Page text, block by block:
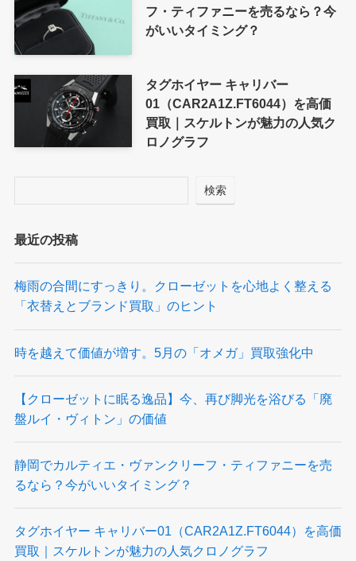
フ・ティファニーを売るなら？今
がいいタイミング？
タグホイヤー キャリバー
01（CAR2A1Z.FT6044）を高価
買取｜スケルトンが魅力の人気ク
ロノグラフ
検索
最近の投稿
梅雨の合間にすっきり。クローゼットを心地よく整える
「衣替えとブランド買取」のヒント
時を越えて価値が増す。5月の「オメガ」買取強化中
【クローゼットに眠る逸品】今、再び脚光を浴びる「廃
盤ルイ・ヴィトン」の価値
静岡でカルティエ・ヴァンクリーフ・ティファニーを売
るなら？今がいいタイミング？
タグホイヤー キャリバー01（CAR2A1Z.FT6044）を高価
買取｜スケルトンが魅力の人気クロノグラフ